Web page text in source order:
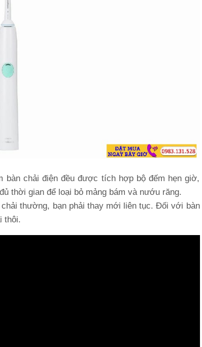
chải điện đều được tích hợp bộ đếm hẹn giờ,
thời gian để loại bỏ mảng bám và nướu răng.
thường, bạn phải thay mới liên tục. Đối với bàn
thôi.